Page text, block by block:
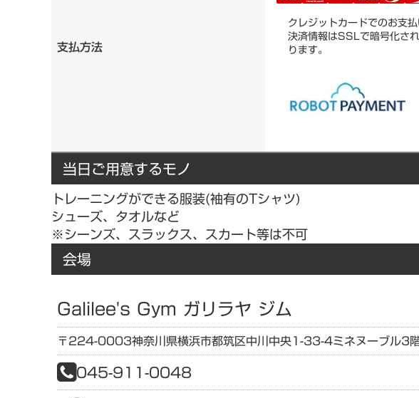
支払方法
クレジットカードでのお支
決済情報はSSLで暗号化さ
ります。
当日ご用意するモノ
トレーニングができる服装(袖有のTシャツ)
シューズ、タオルなど
※シーンズ、スラックス、スカート等は不可
会場
Galilee's Gym ガリラヤ ジム
〒224-0003神奈川県横浜市都筑区中川中央1-33-4ミネヌーブル3
045-911-0048